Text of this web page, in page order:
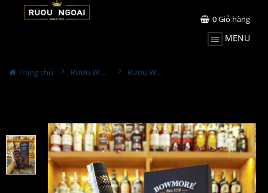
0Giỏ hàng
MENU
Trang chủ Rượu Whisky Rượu Whisky Bowmore 21YO Aston Martin Edition 1